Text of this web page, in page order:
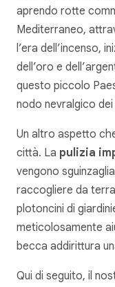
aprendo rotte
Mediterraneo,
l’era dell’incenso,
dell’oro e
questo piccolo
nodo nevralgico
Un altro aspetto
città. La pulizia
vengono
raccogliere da
plotoncini di
meticolosamente
becca addirittura
Qui di seguito, il